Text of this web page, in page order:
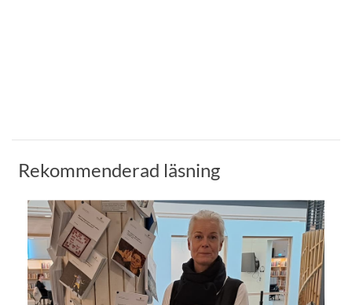
Rekommenderad läsning